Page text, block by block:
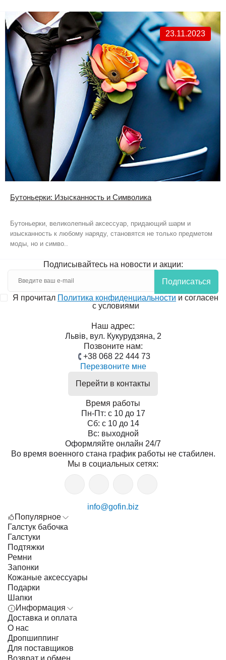
23.11.2023
Бутоньерки: Изысканность и Символика
Бутоньерки, великолепный аксессуар, придающий шарм и
изысканность к любому наряду, становятся не только предметом
моды, но и симво..
Подписывайтесь на новости и акции:
Подписаться
Я прочитал Политика конфиденциальности и согласен
с условиями
Наш адрес:
Львів, вул. Кукурудзяна, 2
Позвоните нам:
+38 068 22 444 73
Перезвоните мне
Перейти в контакты
Время работы
Пн-Пт: с 10 до 17
Сб: с 10 до 14
Вс: выходной
Оформляйте онлайн 24/7
Во время военного стана график работы не стабилен.
Мы в социальных сетях:
info@gofin.biz
Популярное
Галстук бабочка
Галстуки
Подтяжки
Ремни
Запонки
Кожаные аксессуары
Подарки
Шапки
Информация
Доставка и оплата
О нас
Дропшиппинг
Для поставщиков
Возврат и обмен